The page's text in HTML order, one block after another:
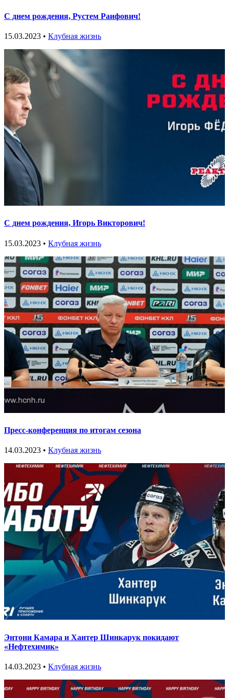
С днем рождения, Рустем Раифович!
15.03.2023 • Клубная жизнь
С днем рождения, Игорь Викторович!
15.03.2023 • Клубная жизнь
Пресс-конференция по итогам сезона
14.03.2023 • Клубная жизнь
Энтони Камара и Хантер Шинкарук покидают
«Нефтехимик»
14.03.2023 • Клубная жизнь